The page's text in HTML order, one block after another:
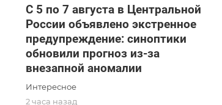
С 5 по 7 августа в Центральной
России объявлено экстренное
предупреждение: синоптики
обновили прогноз из-за
внезапной аномалии
Интересное
2 часа назад